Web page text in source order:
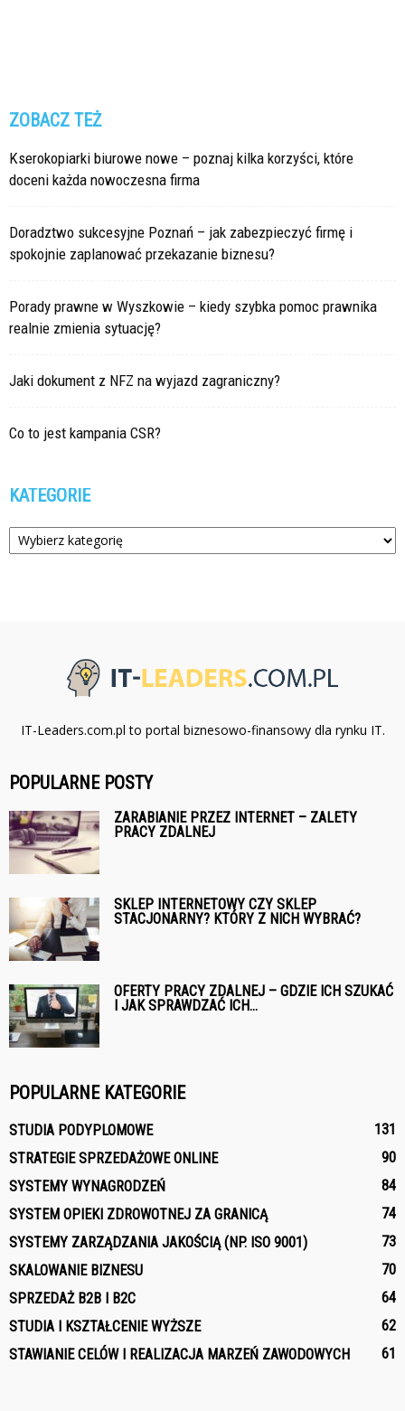
ZOBACZ TEŻ
Kserokopiarki biurowe nowe – poznaj kilka korzyści, które
doceni każda nowoczesna firma
Doradztwo sukcesyjne Poznań – jak zabezpieczyć firmę i
spokojnie zaplanować przekazanie biznesu?
Porady prawne w Wyszkowie – kiedy szybka pomoc prawnika
realnie zmienia sytuację?
Jaki dokument z NFZ na wyjazd zagraniczny?
Co to jest kampania CSR?
KATEGORIE
Kategorie
IT-Leaders.com.pl to portal biznesowo-finansowy dla rynku IT.
POPULARNE POSTY
ZARABIANIE PRZEZ INTERNET – ZALETY
PRACY ZDALNEJ
SKLEP INTERNETOWY CZY SKLEP
STACJONARNY? KTÓRY Z NICH WYBRAĆ?
OFERTY PRACY ZDALNEJ – GDZIE ICH SZUKAĆ
I JAK SPRAWDZAĆ ICH...
POPULARNE KATEGORIE
STUDIA PODYPLOMOWE
131
STRATEGIE SPRZEDAŻOWE ONLINE
90
SYSTEMY WYNAGRODZEŃ
84
SYSTEM OPIEKI ZDROWOTNEJ ZA GRANICĄ
74
SYSTEMY ZARZĄDZANIA JAKOŚCIĄ (NP. ISO 9001)
73
SKALOWANIE BIZNESU
70
SPRZEDAŻ B2B I B2C
64
STUDIA I KSZTAŁCENIE WYŻSZE
62
STAWIANIE CELÓW I REALIZACJA MARZEŃ ZAWODOWYCH
61